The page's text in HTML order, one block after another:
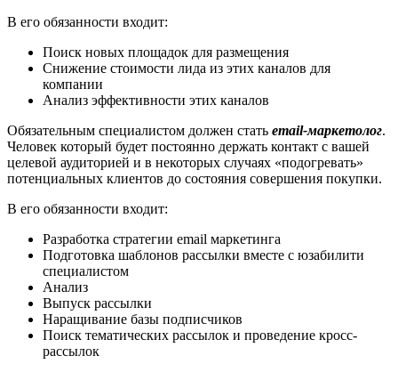
В его обязанности входит:
Поиск новых площадок для размещения
Снижение стоимости лида из этих каналов для
компании
Анализ эффективности этих каналов
Обязательным специалистом должен стать email-маркетолог.
Человек который будет постоянно держать контакт с вашей
целевой аудиторией и в некоторых случаях «подогревать»
потенциальных клиентов до состояния совершения покупки.
В его обязанности входит:
Разработка стратегии email маркетинга
Подготовка шаблонов рассылки вместе с юзабилити
специалистом
Анализ
Выпуск рассылки
Наращивание базы подписчиков
Поиск тематических рассылок и проведение кросс-
рассылок